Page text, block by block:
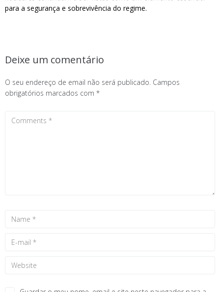
para a segurança e sobrevivência do regime.
Deixe um comentário
O seu endereço de email não será publicado. Campos
obrigatórios marcados com *